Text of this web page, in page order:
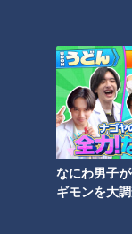
なにわ男子
ギモンを大
CBCテレビ『チャント
：「天使の鍋